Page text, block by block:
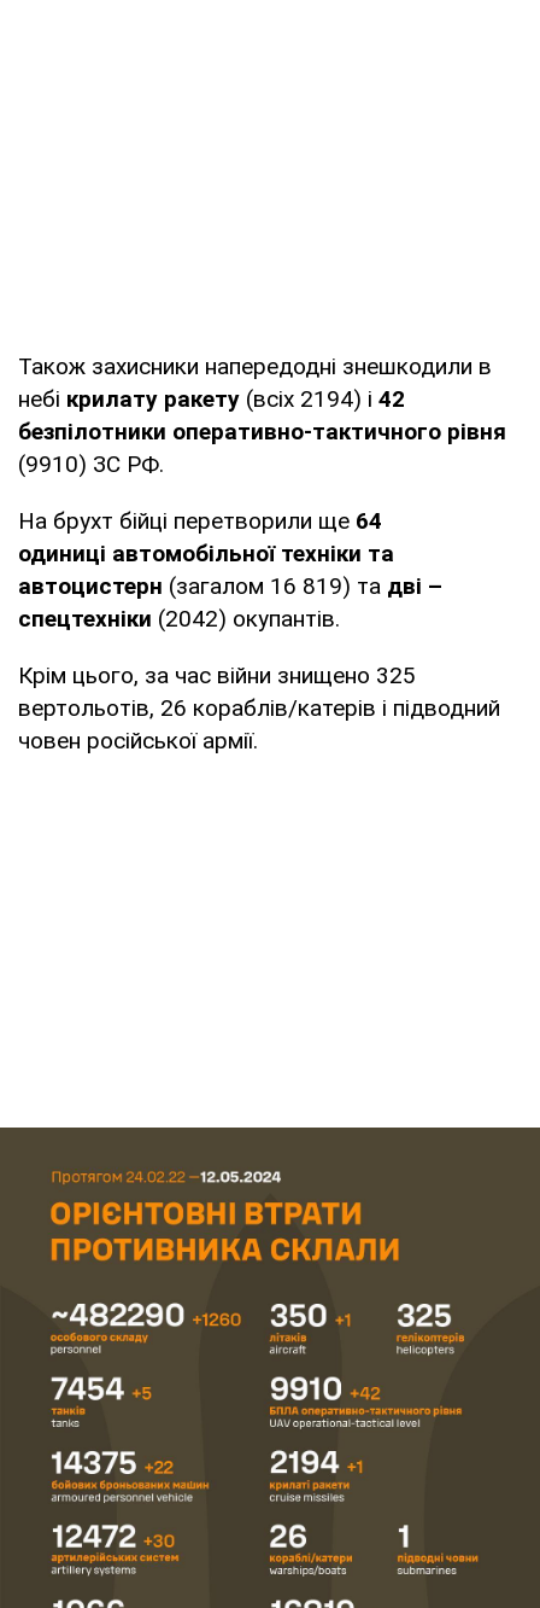
Також захисники напередодні знешкодили в
небі крилату ракету (всіх 2194) і 42
безпілотники оперативно-тактичного рівня
(9910) ЗС РФ.
На брухт бійці перетворили ще 64
одиниці автомобільної техніки та
автоцистерн (загалом 16 819) та дві –
спецтехніки (2042) окупантів.
Крім цього, за час війни знищено 325
вертольотів, 26 кораблів/катерів і підводний
човен російської армії.